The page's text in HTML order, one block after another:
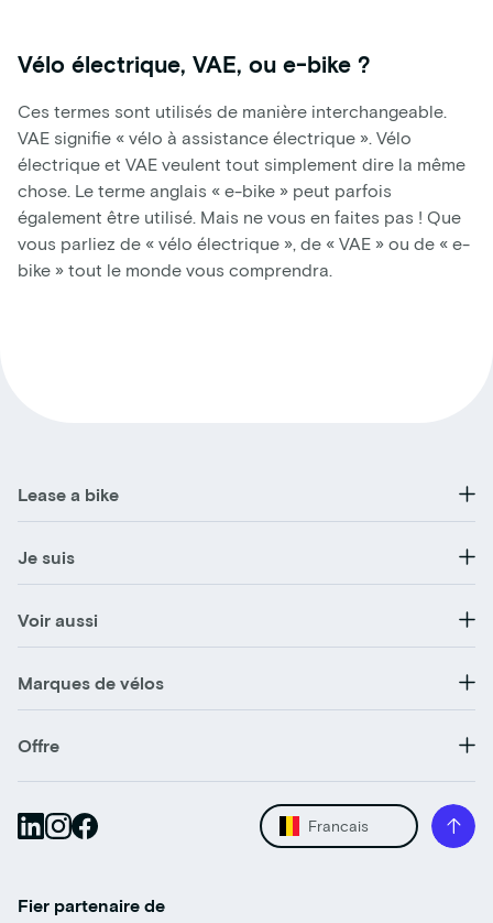
Vélo électrique, VAE, ou e-bike ?
Ces termes sont utilisés de manière interchangeable.
VAE signifie « vélo à assistance électrique ». Vélo
électrique et VAE veulent tout simplement dire la même
chose. Le terme anglais « e-bike » peut parfois
également être utilisé. Mais ne vous en faites pas ! Que
vous parliez de « vélo électrique », de « VAE » ou de « e-
bike » tout le monde vous comprendra.
Lease a bike
Je suis
Voir aussi
Marques de vélos
Offre
Francais
Fier partenaire de